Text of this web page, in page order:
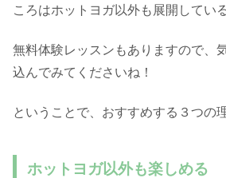
ころはホットヨガ以外も展開してい
無料体験レッスンもありますので、
込んでみてくださいね！
ということで、おすすめする３つの
ホットヨガ以外も楽しめる